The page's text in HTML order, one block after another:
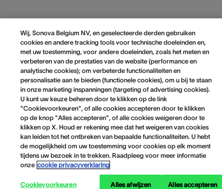
Wij, Sonova Belgium NV, en geselecteerde derden gebruiken
cookies en andere tracking tools voor technische doeleinden en,
met uw toestemming, voor andere doeleinden, zoals het meten en
verbeteren van de prestaties van de website (performance en
analytische cookies); om verbeterde functionaliteiten en
personalisatie aan te bieden (functionele cookies), om u bij te staan
in onze marketing inspanningen (targeting of advertising cookies).
U kunt uw keuze beheren door te klikken op de link
"Cookievoorkeuren", of alle cookies accepteren door te klikken
op de knop "Alles accepteren", of alle cookies weigeren door te
klikken op X. Houd er rekening mee dat het weigeren van cookies
kan leiden tot het ontbreken van bepaalde functionaliteiten. U hebt
de mogelijkheid om uw toestemming voor cookies op elk moment
tijdens uw bezoek in te trekken. Raadpleeg voor meer informatie
onze cookie privacyverklaring
Cookievoorkeuren Alles afwijzen Alles accepteren